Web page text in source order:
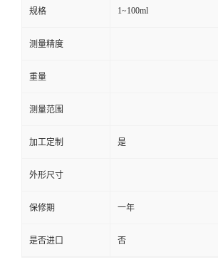
规格 1~100ml
测量精度
重量
测量范围
加工定制 是
外形尺寸
保修期 一年
是否进口 否